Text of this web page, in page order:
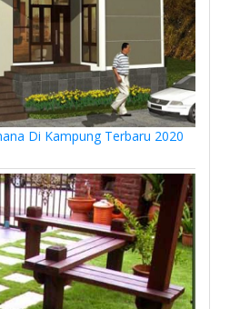
Di Kampung Terbaru 2020